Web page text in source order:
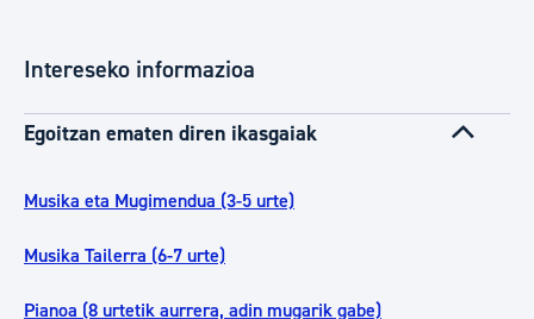
Intereseko informazioa
Egoitzan ematen diren ikasgaiak
Musika eta Mugimendua (3-5 urte)
Musika Tailerra (6-7 urte)
Pianoa (8 urtetik aurrera, adin mugarik gabe)